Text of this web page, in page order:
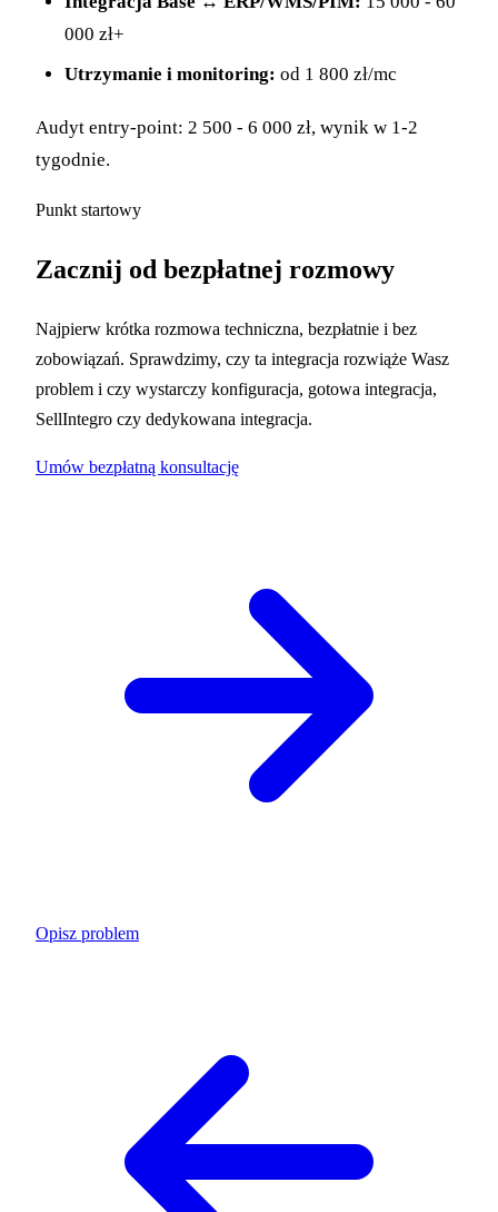
000 zł+
Utrzymanie i monitoring: od 1 800 zł/mc
Audyt entry-point: 2 500 - 6 000 zł, wynik w 1-2
tygodnie.
Punkt startowy
Zacznij od bezpłatnej rozmowy
Najpierw krótka rozmowa techniczna, bezpłatnie i bez
zobowiązań. Sprawdzimy, czy ta integracja rozwiąże Wasz
problem i czy wystarczy konfiguracja, gotowa integracja,
SellIntegro czy dedykowana integracja.
Umów bezpłatną konsultację
Opisz problem